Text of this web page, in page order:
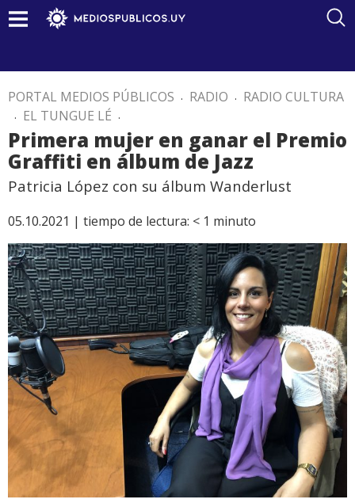
PORTAL MEDIOS PÚBLICOS . RADIO . RADIO CULTURA
. EL TUNGUE LÉ .
Primera mujer en ganar el Premio
Graffiti en álbum de Jazz
Patricia López con su álbum Wanderlust
05.10.2021 | tiempo de lectura: < 1 minuto